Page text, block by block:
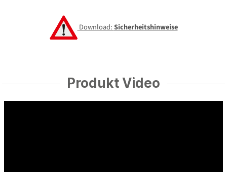
Download:Sicherheitshinweise
Produkt Video